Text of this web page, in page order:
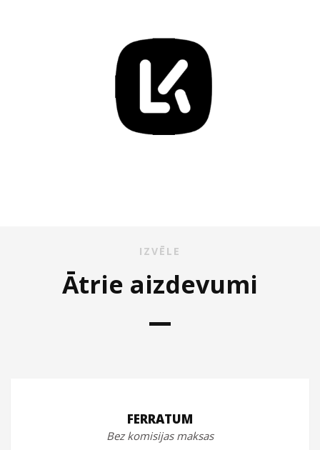
IZVĒLE
Ātrie aizdevumi
FERRATUM
Bez komisijas maksas